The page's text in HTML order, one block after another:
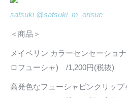
satsuki @satsuki_m_orisue
＜商品＞
メイベリン カラーセンセーショ
ロフューシャ) /1,200円(税抜)
高発色なフューシャピンクリッ